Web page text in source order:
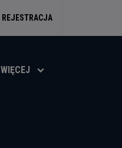
REJESTRACJA
WIĘCEJ